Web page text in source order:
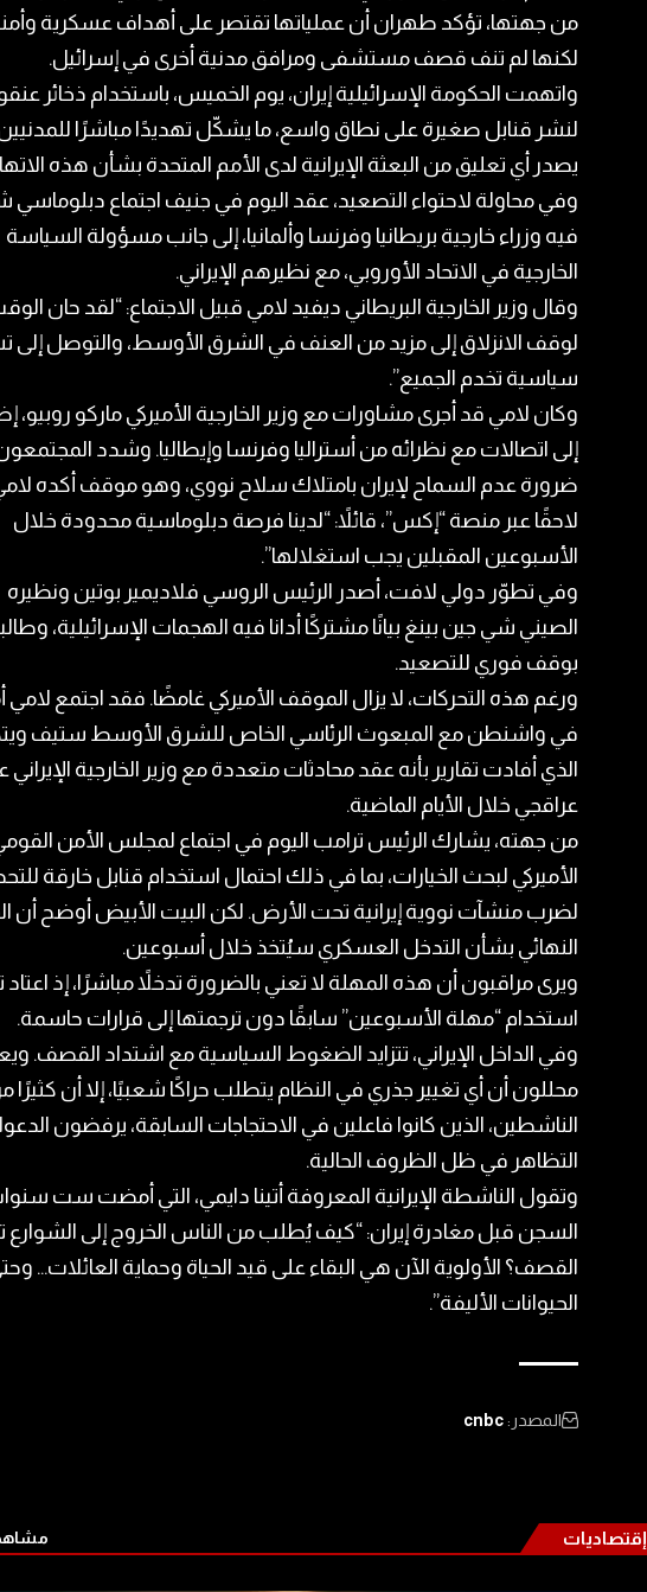
من جهتها، تؤكد طهران أن عملياتها تقتصر على أهداف عسكرية
لكنها لم تنف قصف مستشفى ومرافق مدنية أخرى في إسرائيل.
واتهمت الحكومة الإسرائيلية إيران، يوم الخميس، باستخدام ذخائر
لنشر قنابل صغيرة على نطاق واسع، ما يشكّل تهديدًا مباشرًا
يصدر أي تعليق من البعثة الإيرانية لدى الأمم المتحدة بشأن هذه
وفي محاولة لاحتواء التصعيد، عقد اليوم في جنيف اجتماع دبلوماسي
فيه وزراء خارجية بريطانيا وفرنسا وألمانيا، إلى جانب مسؤولة السياسة
الخارجية في الاتحاد الأوروبي، مع نظيرهم الإيراني.
وقال وزير الخارجية البريطاني ديفيد لامي قبيل الاجتماع: “لقد حان
لوقف الانزلاق إلى مزيد من العنف في الشرق الأوسط، والتوصل إلى
سياسية تخدم الجميع”.
وكان لامي قد أجرى مشاورات مع وزير الخارجية الأميركي ماركو روبيو،
إلى اتصالات مع نظرائه من أستراليا وفرنسا وإيطاليا. وشدد
ضرورة عدم السماح لإيران بامتلاك سلاح نووي، وهو موقف أكده
لاحقًا عبر منصة “إكس”، قائلاً: “لدينا فرصة دبلوماسية محدودة خلال
الأسبوعين المقبلين يجب استغلالها”.
وفي تطوّر دولي لافت، أصدر الرئيس الروسي فلاديمير بوتين ونظيره
الصيني شي جين بينغ بيانًا مشتركًا أدانا فيه الهجمات الإسرائيلية،
بوقف فوري للتصعيد.
ورغم هذه التحركات، لا يزال الموقف الأميركي غامضًا. فقد اجتمع
في واشنطن مع المبعوث الرئاسي الخاص للشرق الأوسط ستيف
الذي أفادت تقارير بأنه عقد محادثات متعددة مع وزير الخارجية
عراقجي خلال الأيام الماضية.
من جهته، يشارك الرئيس ترامب اليوم في اجتماع لمجلس الأمن
الأميركي لبحث الخيارات، بما في ذلك احتمال استخدام قنابل خارقة
لضرب منشآت نووية إيرانية تحت الأرض. لكن البيت الأبيض أوضح أن
النهائي بشأن التدخل العسكري سيُتخذ خلال أسبوعين.
ويرى مراقبون أن هذه المهلة لا تعني بالضرورة تدخلاً مباشرًا، إذ اعتاد
استخدام “مهلة الأسبوعين” سابقًا دون ترجمتها إلى قرارات حاسمة.
وفي الداخل الإيراني، تتزايد الضغوط السياسية مع اشتداد القصف.
محللون أن أي تغيير جذري في النظام يتطلب حراكًا شعبيًا، إلا أن كثيرًا
الناشطين، الذين كانوا فاعلين في الاحتجاجات السابقة، يرفضون
التظاهر في ظل الظروف الحالية.
وتقول الناشطة الإيرانية المعروفة أتينا دايمي، التي أمضت ست
السجن قبل مغادرة إيران: “كيف يُطلب من الناس الخروج إلى
القصف؟ الأولوية الآن هي البقاء على قيد الحياة وحماية العائلات…
الحيوانات الأليفة”.
المصدر:cnbc
إقتصاديات